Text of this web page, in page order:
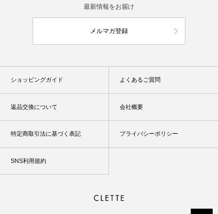
最新情報をお届け
メルマガ登録
ショッピングガイド よくあるご質問
返品交換について 会社概要
特定商取引法に基づく表記 プライバシーポリシー
SNS利用規約